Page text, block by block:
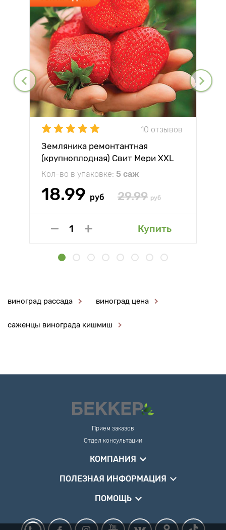
10 отзывов
Земляника ремонтантная
(крупноплодная) Свит Мери XXL
Кол-во в упаковке: 5 саж
18.99 руб 29.99 руб
Купить
виноград рассада виноград цена
саженцы винограда кишмиш
Прием заказов
Отдел консультации
КОМПАНИЯ
ПОЛЕЗНАЯ ИНФОРМАЦИЯ
ПОМОЩЬ